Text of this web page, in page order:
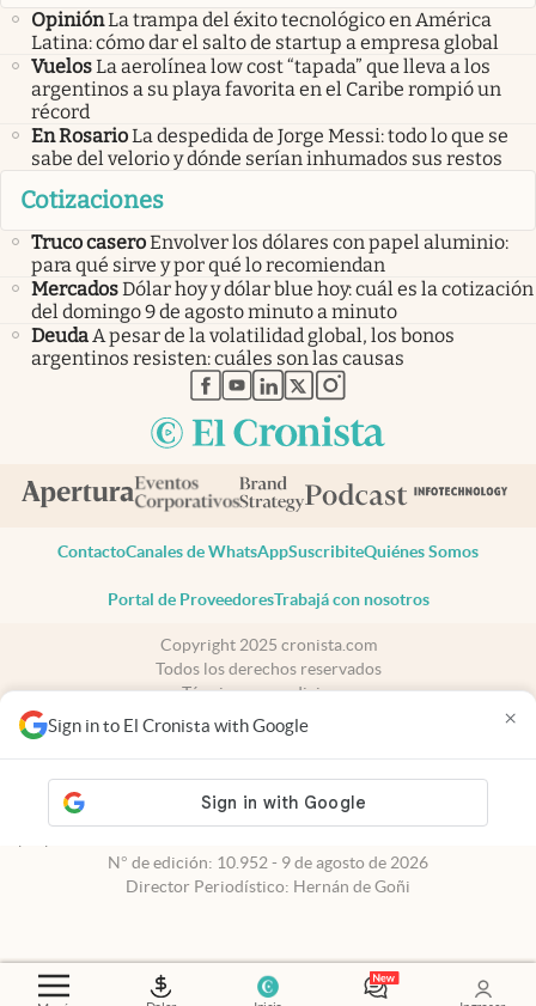
Sign in to El Cronista with Google ×
OpiniónLa trampa del éxito tecnológico en América
Latina: cómo dar el salto de startup a empresa global
VuelosLa aerolínea low cost “tapada” que lleva a los
argentinos a su playa favorita en el Caribe rompió un
récord
En RosarioLa despedida de Jorge Messi: todo lo que se
sabe del velorio y dónde serían inhumados sus restos
Cotizaciones
Truco caseroEnvolver los dólares con papel aluminio:
para qué sirve y por qué lo recomiendan
MercadosDólar hoy y dólar blue hoy: cuál es la cotización
del domingo 9 de agosto minuto a minuto
Deuda A pesar de la volatilidad global, los bonos
argentinos resisten: cuáles son las causas
abre en nueva pestaña
abre en nueva pestaña
abre en nueva pestaña
abre en nueva pestaña
abre en nueva pestaña
ContactoCanales de WhatsAppSuscribiteQuiénes Somos
Portal de ProveedoresTrabajá con nosotros
Copyright 2025 cronista.com
Todos los derechos reservados
Términos y condiciones
Privacidad
Consentimiento
cronista.com
es propiedad de El Cronista Comercial S.A Registro de
N° de edición: 10.952 - 9 de agosto de 2026
Director Periodístico: Hernán de Goñi